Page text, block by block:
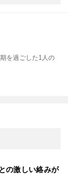
を過ごした1人の
の激しい絡みが